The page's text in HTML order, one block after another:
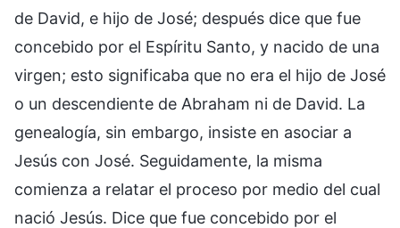
de David, e hijo de José; después dice que fue
concebido por el Espíritu Santo, y nacido de una
virgen; esto significaba que no era el hijo de José
o un descendiente de Abraham ni de David. La
genealogía, sin embargo, insiste en asociar a
Jesús con José. Seguidamente, la misma
comienza a relatar el proceso por medio del cual
nació Jesús. Dice que fue concebido por el